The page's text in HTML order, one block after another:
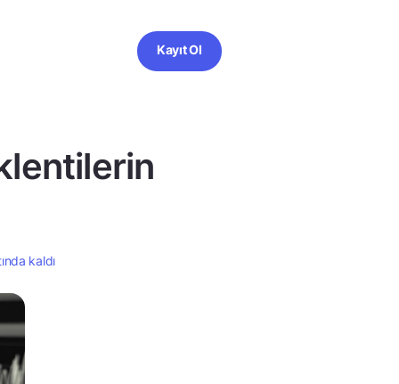
Kayıt Ol
kaldı